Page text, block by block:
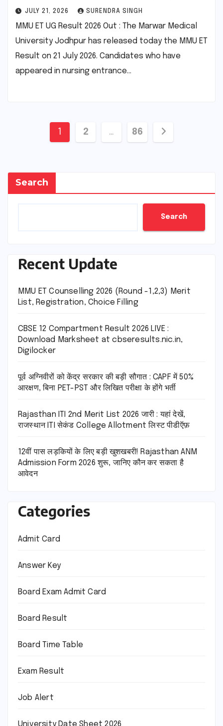
JULY 21, 2026 SURENDRA SINGH
MMU ET UG Result 2026 Out : The Marwar Medical
University Jodhpur has released today the MMU ET
Result on 21 July 2026. Candidates who have
appeared in nursing entrance…
Posts
1 2 … 86
Search
Search
Recent Update
MMU ET Counselling 2026 (Round -1,2,3) Merit
List, Registration, Choice Filling
CBSE 12 Compartment Result 2026 LIVE :
Download Marksheet at cbseresults.nic.in,
Digilocker
पूर्व अग्निवीरों को केंद्र सरकार की बड़ी सौगात : CAPF में 50%
आरक्षण, बिना PET-PST और लिखित परीक्षा के होंगे भर्ती
Rajasthan ITI 2nd Merit List 2026 जारी : यहां देखें,
राजस्थान ITI सेकंड College Allotment लिस्ट पीडीऍफ़
12वीं पास लड़कियों के लिए बड़ी खुशखबरी! Rajasthan ANM
Admission Form 2026 शुरू, जानिए कौन कर सकता है
आवेदन
Categories
Admit Card
Answer Key
Board Exam Admit Card
Board Result
Board Time Table
Exam Result
Job Alert